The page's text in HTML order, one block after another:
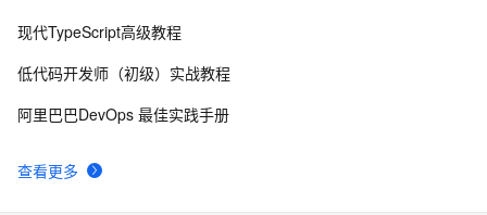
8 TypeScript Generics(泛型)
查看更多
现代TypeScript高级教程
低代码开发师（初级）实战教程
阿里巴巴DevOps 最佳实践手册